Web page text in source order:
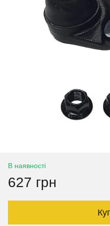
В наявності
627 грн